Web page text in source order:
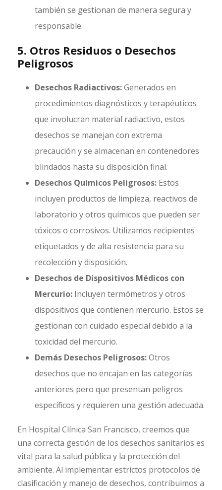
también se gestionan de manera segura y
responsable.
5. Otros Residuos o Desechos
Peligrosos
Desechos Radiactivos:Generados en
procedimientos diagnósticos y terapéuticos
que involucran material radiactivo, estos
desechos se manejan con extrema
precaución y se almacenan en contenedores
blindados hasta su disposición final.
Desechos Químicos Peligrosos: Estos
incluyen productos de limpieza, reactivos de
laboratorio y otros químicos que pueden ser
tóxicos o corrosivos. Utilizamos recipientes
etiquetados y de alta resistencia para su
recolección y disposición.
Desechos de Dispositivos Médicos con
Mercurio: Incluyen termómetros y otros
dispositivos que contienen mercurio. Estos se
gestionan con cuidado especial debido a la
toxicidad del mercurio.
Demás Desechos Peligrosos:Otros
desechos que no encajan en las categorías
anteriores pero que presentan peligros
específicos y requieren una gestión adecuada.
En Hospital Clínica San Francisco, creemos que
una correcta gestión de los desechos sanitarios es
vital para la salud pública y la protección del
ambiente. Al implementar estrictos protocolos de
clasificación y manejo de desechos, contribuimos a